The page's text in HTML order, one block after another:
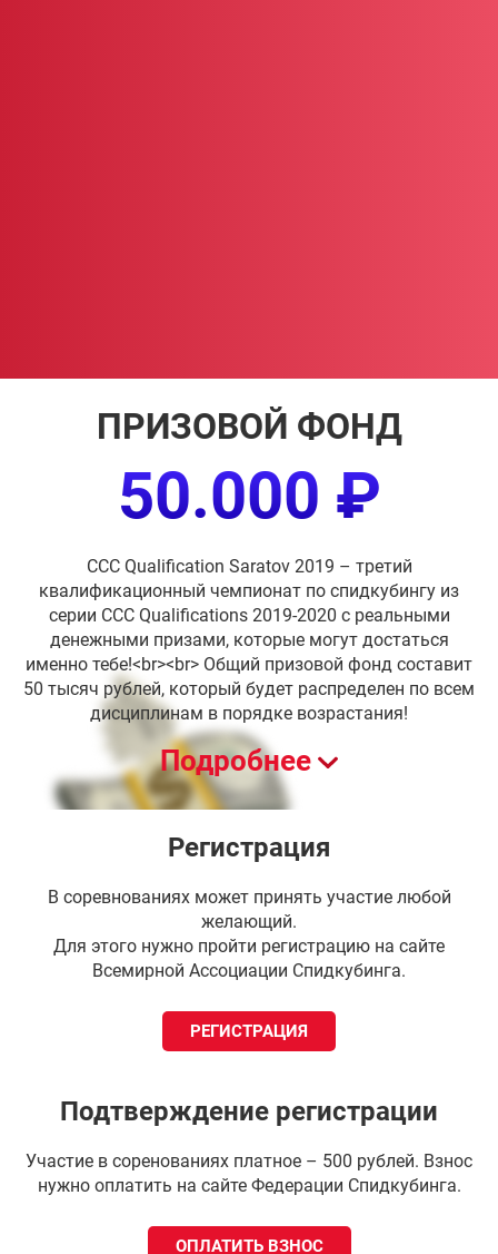
ПРИЗОВОЙ ФОНД
50.000 ₽
CCC Qualification Saratov 2019 – третий
квалификационный чемпионат по спидкубингу из
серии CCC Qualifications 2019-2020 с реальными
денежными призами, которые могут достаться
именно тебе!<br><br> Общий призовой фонд составит
50 тысяч рублей, который будет распределен по всем
дисциплинам в порядке возрастания!
Подробнее
1 место 2 место
3x3x3 5000 ₽ 3000 ₽ 2000 ₽
2000 ₽ 1500 ₽
3x3x3 Одной
рукой
2000 ₽ 1500 ₽ 1000 ₽
5x5x5 2000 ₽ 1500 ₽ 1000 ₽
Регистрация
В соревнованиях может принять участие любой
желающий.
Для этого нужно пройти регистрацию на сайте
Всемирной Ассоциации Спидкубинга.
РЕГИСТРАЦИЯ
Подтверждение регистрации
Участие в соренованиях платное – 500 рублей. Взнос
нужно оплатить на сайте Федерации Спидкубинга.
ОПЛАТИТЬ ВЗНОС